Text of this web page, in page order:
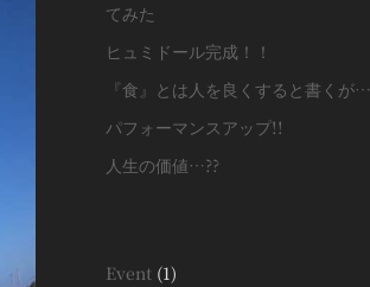
てみた
ヒュミドール完成！！
『食』とは人を良くすると書くが…
パフォーマンスアップ!!
人生の価値…??
Event (1)